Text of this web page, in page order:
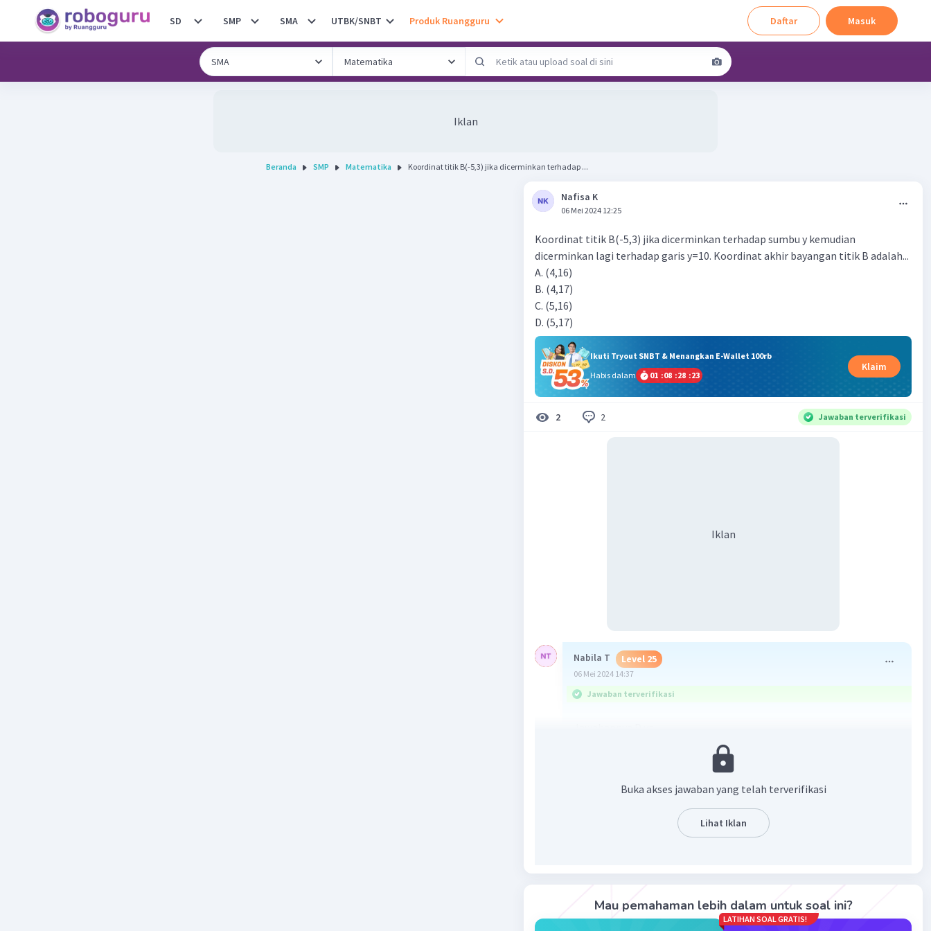
SD SMP SMA UTBK/SNBT Produk Ruangguru Daftar Masuk
Iklan
Beranda SMP Matematika Koordinat titik B(-5,3) jika dicerminkan terhadap ...
Nafisa K
06 Mei 2024 12:25
Koordinat titik B(-5,3) jika dicerminkan terhadap sumbu y kemudian
dicerminkan lagi terhadap garis y=10. Koordinat akhir bayangan titik B adalah...
A. (4,16)
B. (4,17)
C. (5,16)
Ikuti Tryout SNBT & Menangkan E-Wallet 100rb
Habis dalam
01 :08 :28 :22
Klaim
2 2 Jawaban terverifikasi
Iklan
Nabila T Level 25
06 Mei 2024 14:37
Jawaban terverifikasi
Beri Rating
Buka akses jawaban yang telah terverifikasi
Lihat Iklan
Mau pemahaman lebih dalam untuk soal ini?
LATIHAN SOAL GRATIS!